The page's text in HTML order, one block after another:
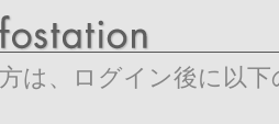
は、ログイン後に以